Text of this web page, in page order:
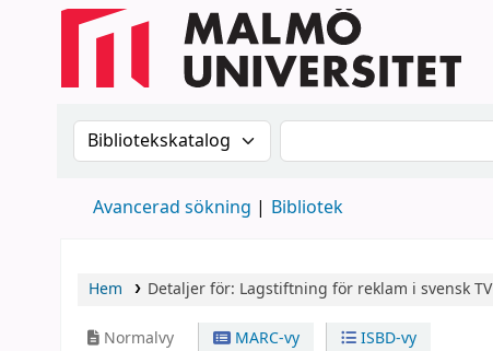
Sök i katalogen efter:Sök i katalogen
Avancerad sökning Bibliotek
Hem Detaljer för: Lagstiftning för reklam i svensk TV
Normalvy MARC-vy ISBD-vy